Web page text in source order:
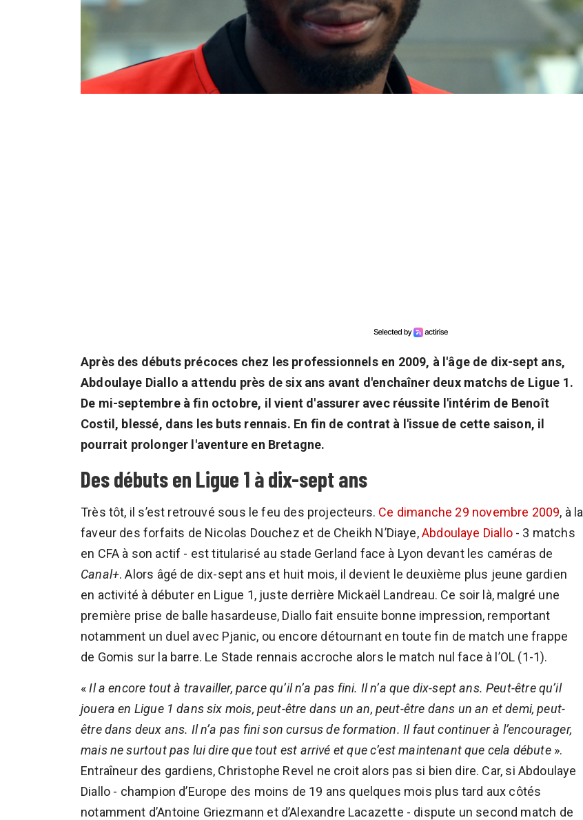
Après des débuts précoces chez les professionnels en 2009, à l'âge de dix-sept ans,
Abdoulaye Diallo a attendu près de six ans avant d'enchaîner deux matchs de Ligue 1.
De mi-septembre à fin octobre, il vient d'assurer avec réussite l'intérim de Benoît
Costil, blessé, dans les buts rennais. En fin de contrat à l'issue de cette saison, il
pourrait prolonger l'aventure en Bretagne.
Des débuts en Ligue 1 à dix-sept ans
Très tôt, il s’est retrouvé sous le feu des projecteurs. Ce dimanche 29 novembre 2009, à la
faveur des forfaits de Nicolas Douchez et de Cheikh N’Diaye,Abdoulaye Diallo- 3 matchs
en CFA à son actif - est titularisé au stade Gerland face à Lyon devant les caméras de
Canal+. Alors âgé de dix-sept ans et huit mois, il devient le deuxième plus jeune gardien
en activité à débuter en Ligue 1, juste derrière Mickaël Landreau. Ce soir là, malgré une
première prise de balle hasardeuse, Diallo fait ensuite bonne impression, remportant
notamment un duel avec Pjanic, ou encore détournant en toute fin de match une frappe
de Gomis sur la barre. Le Stade rennais accroche alors le match nul face à l’OL (1-1).
«Il a encore tout à travailler, parce qu’il n’a pas fini. Il n’a que dix-sept ans. Peut-être qu’il
jouera en Ligue 1 dans six mois, peut-être dans un an, peut-être dans un an et demi, peut-
être dans deux ans. Il n’a pas fini son cursus de formation. Il faut continuer à l’encourager,
mais ne surtout pas lui dire que tout est arrivé et que c’est maintenant que cela débute».
Entraîneur des gardiens, Christophe Revel ne croit alors pas si bien dire. Car, si Abdoulaye
Diallo - champion d’Europe des moins de 19 ans quelques mois plus tard aux côtés
notamment d’Antoine Griezmann et d’Alexandre Lacazette - dispute un second match de